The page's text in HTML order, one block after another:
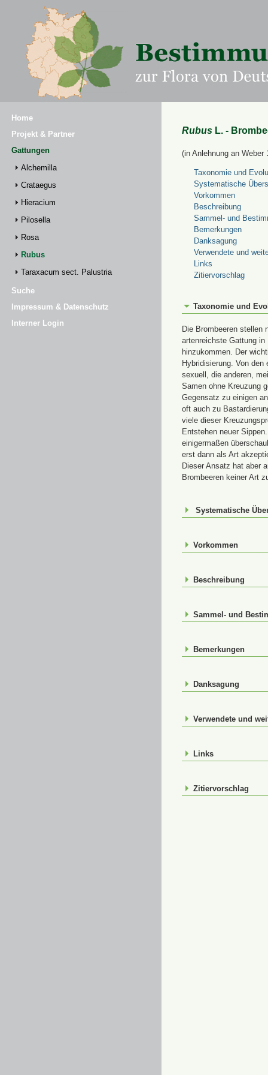
Home
Projekt & Partner
Gattungen
Alchemilla
Crataegus
Hieracium
Pilosella
Rosa
Rubus
Taraxacum sect. Palustria
Suche
Impressum & Datenschutz
Interner Login
Rubus L. -
(in Anlehnung an Weber
Taxonomie und
Systematische
Vorkommen
Beschreibung
Sammel- und
Bemerkungen
Danksagung
Verwendete und
Links
Zitiervorschlag
Taxonomie und
Die Brombeeren stellen
artenreichste Gattung
hinzukommen. Der
Hybridisierung. Von
sexuell, die anderen,
Samen ohne Kreuzung
Gegensatz zu einigen
oft auch zu
viele dieser
Entstehen neuer
einigermaßen
erst dann als Art
Dieser Ansatz hat aber
Brombeeren keiner Art
Systematische
Vorkommen
Beschreibung
Sammel- und
Bemerkungen
Danksagung
Verwendete und
Links
Zitiervorschlag